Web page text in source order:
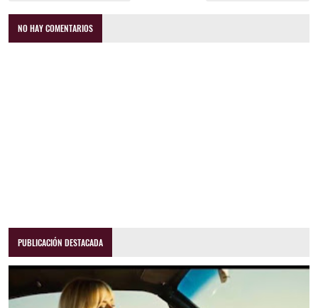
NO HAY COMENTARIOS
PUBLICACIÓN DESTACADA